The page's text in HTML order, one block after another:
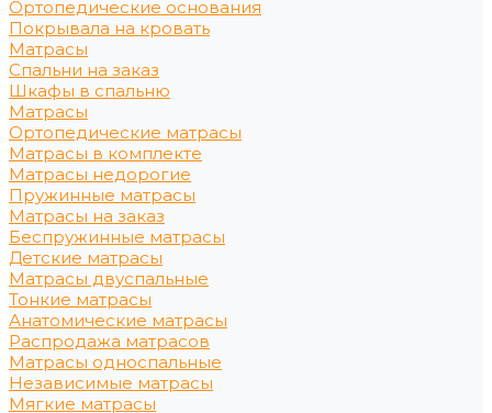
Ортопедические основания
Покрывала на кровать
Матрасы
Спальни на заказ
Шкафы в спальню
Матрасы
Ортопедические матрасы
Матрасы в комплекте
Матрасы недорогие
Пружинные матрасы
Матрасы на заказ
Беспружинные матрасы
Детские матрасы
Матрасы двуспальные
Тонкие матрасы
Анатомические матрасы
Распродажа матрасов
Матрасы односпальные
Независимые матрасы
Мягкие матрасы